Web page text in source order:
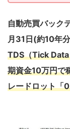
自動売買バック
月31日(約10年
TDS（Tick
期資金10万円で
レードロット「